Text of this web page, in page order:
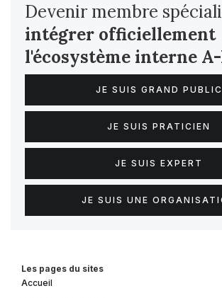
Devenir membre
intégrer officiellement
l'écosystème interne
JE SUIS GRAND PUBLIC
JE SUIS PRATICIEN
JE SUIS EXPERT
JE SUIS UNE
Les pages du sites
Accueil